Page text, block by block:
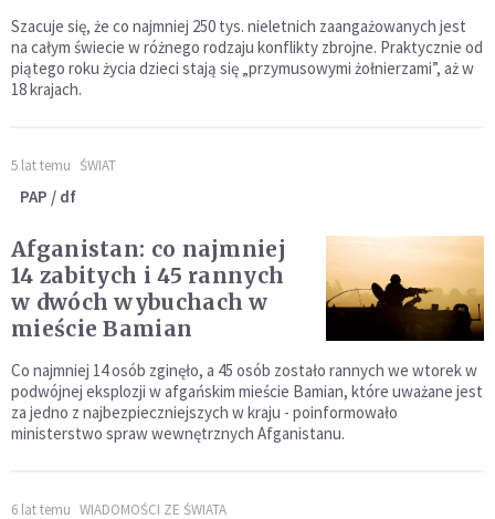
Szacuje się, że co najmniej 250 tys. nieletnich zaangażowanych jest
na całym świecie w różnego rodzaju konflikty zbrojne. Praktycznie od
piątego roku życia dzieci stają się „przymusowymi żołnierzami”, aż w
18 krajach.
5 lat temu ŚWIAT
PAP / df
Afganistan: co najmniej
14 zabitych i 45 rannych
w dwóch wybuchach w
mieście Bamian
Co najmniej 14 osób zginęło, a 45 osób zostało rannych we wtorek w
podwójnej eksplozji w afgańskim mieście Bamian, które uważane jest
za jedno z najbezpieczniejszych w kraju - poinformowało
ministerstwo spraw wewnętrznych Afganistanu.
6 lat temu WIADOMOŚCI ZE ŚWIATA